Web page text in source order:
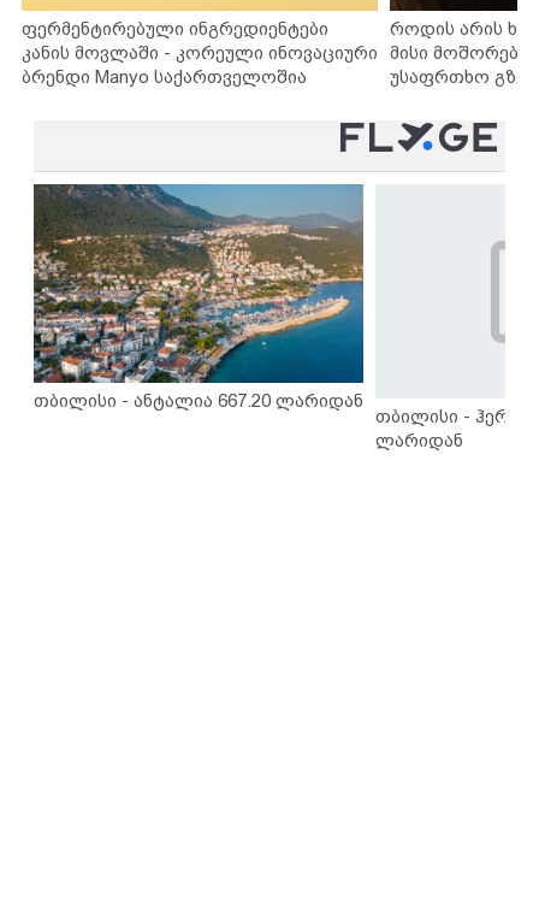
ფერმენტირებული ინგრედიენტები
კანის მოვლაში - კორეული ინოვაციური
ბრენდი Manyo საქართველოშია
როდის არის
მისი
უსაფრთხო
თბილისი - ანტალია 667.20 ლარიდან
თბილისი -
ლარიდან